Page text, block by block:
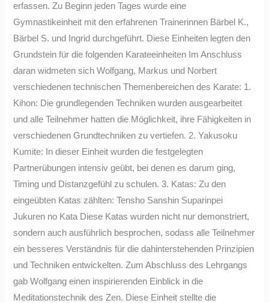
erfassen. Zu Beginn jeden Tages wurde eine
Gymnastikeinheit mit den erfahrenen Trainerinnen Bärbel K.,
Bärbel S. und Ingrid durchgeführt. Diese Einheiten legten den
Grundstein für die folgenden Karateeinheiten Im Anschluss
daran widmeten sich Wolfgang, Markus und Norbert
verschiedenen technischen Themenbereichen des Karate: 1.
Kihon: Die grundlegenden Techniken wurden ausgearbeitet
und alle Teilnehmer hatten die Möglichkeit, ihre Fähigkeiten in
verschiedenen Grundtechniken zu vertiefen. 2. Yakusoku
Kumite: In dieser Einheit wurden die festgelegten
Partnerübungen intensiv geübt, bei denen es darum ging,
Timing und Distanzgefühl zu schulen. 3. Katas: Zu den
eingeübten Katas zählten: Tensho Sanshin Suparinpei
Jukuren no Kata Diese Katas wurden nicht nur demonstriert,
sondern auch ausführlich besprochen, sodass alle Teilnehmer
ein besseres Verständnis für die dahinterstehenden Prinzipien
und Techniken entwickelten. Zum Abschluss des Lehrgangs
gab Wolfgang einen inspirierenden Einblick in die
Meditationstechnik des Zen. Diese Einheit stellte die